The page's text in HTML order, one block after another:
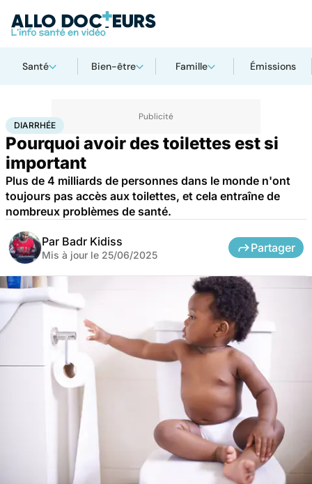
Santé Bien-être Famille Émissions
AccueilSantéSociété Santé publiqueDiarrhée
DIARRHÉE
Pourquoi avoir des toilettes est si
important
Plus de 4 milliards de personnes dans le monde n'ont
toujours pas accès aux toilettes, et cela entraîne de
nombreux problèmes de santé.
Par Badr Kidiss
Mis à jour le 25/06/2025
Partager